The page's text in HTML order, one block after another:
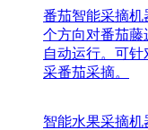
番茄智能采摘机
个方向对番茄藤
自动运行。可
采番茄采摘。
智能水果采摘机